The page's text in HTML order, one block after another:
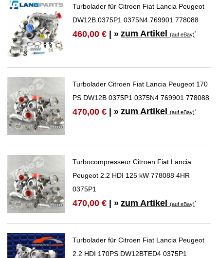
Turbolader für Citroen Fiat Lancia Peugeot
DW12B 0375P1 0375N4 769901 778088
460,00 € | » zum Artikel(auf eBay)*
Turbolader Citroen Fiat Lancia Peugeot 170
PS DW12B 0375P1 0375N4 769901 778088
470,00 € | » zum Artikel(auf eBay)*
Turbocompresseur Citroen Fiat Lancia
Peugeot 2.2 HDI 125 kW 778088 4HR
0375P1
470,00 € | » zum Artikel(auf eBay)*
Turbolader für Citroen Fiat Lancia Peugeot
2.2 HDI 170PS DW12BTED4 0375P1